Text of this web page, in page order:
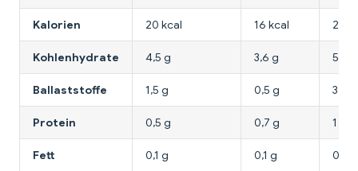
Kalorien 20 kcal 16 kcal 25
Kohlenhydrate 4,5 g 3,6 g 5,9 g
Ballaststoffe 1,5 g 0,5 g 3 g
Protein 0,5 g 0,7 g 1 g
Fett 0,1 g 0,1 g 0,2 g